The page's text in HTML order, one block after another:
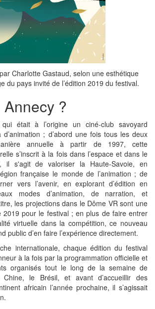
Charlotte Gastaud, selon une esthétique
du pays invité de l’édition 2019 du festival.
?
était à l’origine un ciné-club savoyard
; d’abord une fois tous les deux
annuelle à partir de 1997, cette
s’inscrit à la fois dans l’espace et dans le
il s'agit de valoriser la Haute-Savoie, en
française le monde de l’animation ; de
vers l’avenir, en explorant d’édition en
modes d’animation, de narration, et
les projections dans le Dôme VR sont une
2019 pour le festival ; en plus de faire entrer
virtuelle dans la compétition, ce nouveau
public d’en faire l’expérience directement.
internationale, chaque édition du festival
à la fois par la programmation officielle et
organisés tout le long de la semaine de
le Brésil, et avant d’accueillir des
africain l’année prochaine, il s’agissait